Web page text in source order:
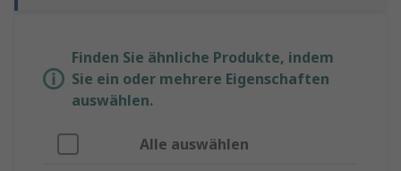
Finden Sie ähnliche Produkte, indem
Sie ein oder mehrere Eigenschaften
auswählen.
Alle auswählen